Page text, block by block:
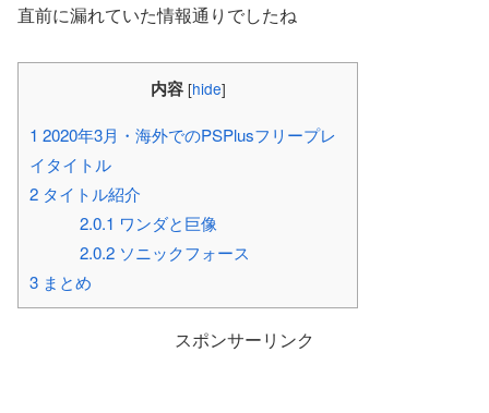
直前に漏れていた情報通りでしたね
内容 [hide]
1 2020年3月・海外でのPSPlusフリープレ
イタイトル
2 タイトル紹介
2.0.1 ワンダと巨像
2.0.2ソニックフォース
3 まとめ
スポンサーリンク